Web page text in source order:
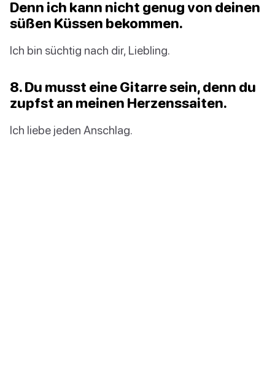
Denn ich kann nicht genug von deinen
süßen Küssen bekommen.
Ich bin süchtig nach dir, Liebling.
8. Du musst eine Gitarre sein, denn du
zupfst an meinen Herzenssaiten.
Ich liebe jeden Anschlag.